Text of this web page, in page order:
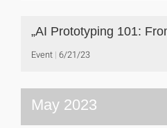
„AI Prototyping 101:
Event 6/21/23
May 2023